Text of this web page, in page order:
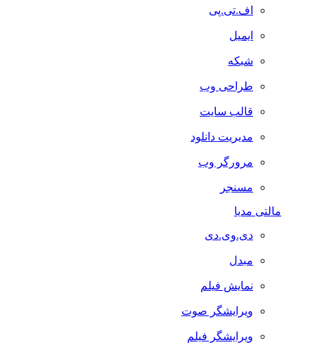
اف.تی.پی
ایمیل
شبکه
طراحی وب
قالب سایت
مدیریت دانلود
مرورگر وب
مسنجر
مالتی مدیا
دی.وی.دی
مبدل
نمایش فیلم
ویرایشگر صوت
ویرایشگر فیلم